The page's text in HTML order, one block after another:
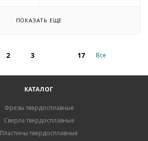
ПОКАЗАТЬ ЕЩЕ
2 3 17 Все
КАТАЛОГ
Фрезы твердосплавные
Сверла твердосплавные
Пластины твердосплавные